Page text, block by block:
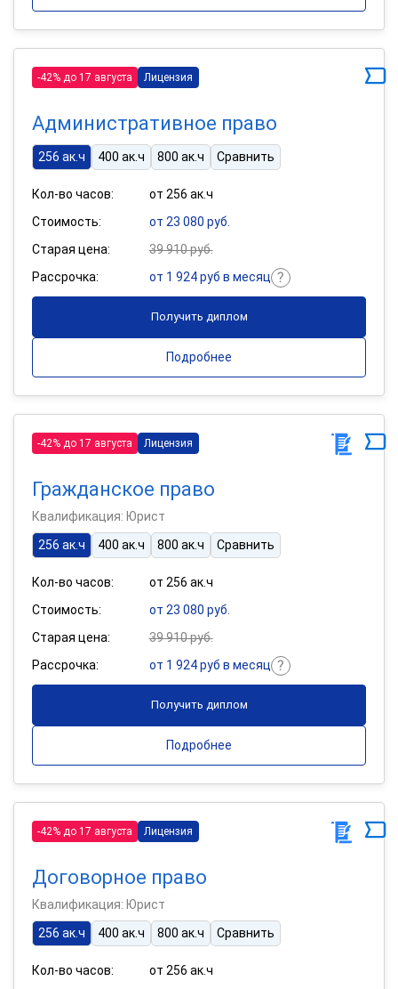
-42% до 17 августа Лицензия
Административное право
256 ак.ч 400 ак.ч 800 ак.ч Сравнить
Кол-во часов:
от 256 ак.ч
Стоимость:
от 23 080 руб.
Старая цена:
39 910 руб.
Рассрочка:
от 1 924 руб в месяц
Получить диплом
Подробнее
-42% до 17 августа Лицензия
Гражданское право
Квалификация: Юрист
256 ак.ч
400 ак.ч 800 ак.ч Сравнить
Кол-во часов:
от 256 ак.ч
Стоимость:
от 23 080 руб.
Старая цена:
39 910 руб.
Рассрочка:
от 1 924 руб в месяц
Получить диплом
Подробнее
-42% до 17 августа Лицензия
Договорное право
Квалификация: Юрист
256 ак.ч
400 ак.ч 800 ак.ч Сравнить
Кол-во часов:
от 256 ак.ч